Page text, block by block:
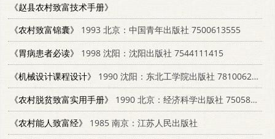
《赵县农村致富技术手册》
《农村致富锦囊》
1993 北京：中国青年出版社 7500613555
《胃病患者必读》
1998 沈阳：沈阳出版社 7544111415
《机械设计课程设计》
1990 沈阳：东北工学院出版社 7810062468
《农村脱贫致富实用手册》
1990 北京：经济科学出版社 7505803050
《农村能人致富经》
1985 南京：江苏人民出版社